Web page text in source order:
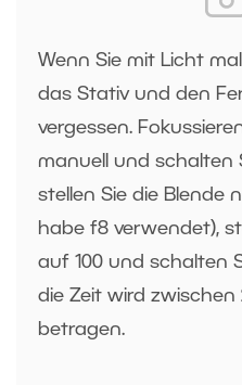
Wenn Sie mit Licht
das Stativ und den
vergessen.
manuell und schalten
stellen Sie die Blende
habe f8 verwendet),
auf 100 und schalten
die Zeit wird zwischen
betragen.